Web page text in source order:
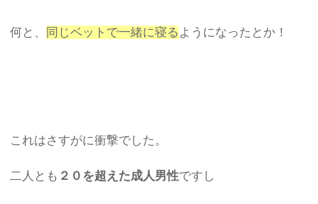
何と、 同じベットで一緒に寝る ようになったとか！
これはさすがに衝撃でした。
二人とも ２０を超えた成人男性ですし